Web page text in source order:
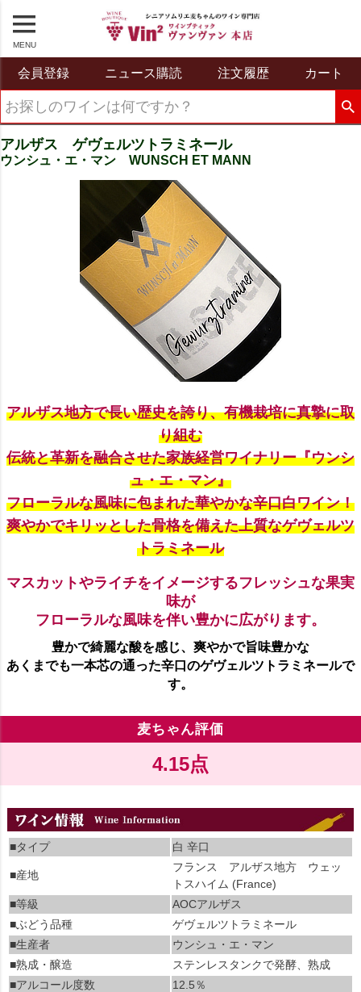
MENU
会員登録 ニュース購読 注文履歴 カート
アルザス ゲヴェルツトラミネール
ウンシュ・エ・マン WUNSCH ET MANN
アルザス地方で長い歴史を誇り、有機栽培に真摯に取
り組む
伝統と革新を融合させた家族経営ワイナリー『ウンシ
ュ・エ・マン』
フローラルな風味に包まれた華やかな辛口白ワイン！
爽やかでキリッとした骨格を備えた上質なゲヴェルツ
トラミネール
マスカットやライチをイメージするフレッシュな果実
味が
フローラルな風味を伴い豊かに広がります。
豊かで綺麗な酸を感じ、爽やかで旨味豊かな
あくまでも一本芯の通った辛口のゲヴェルツトラミネールで
す。
麦ちゃん評価
4.15点
■タイプ 白 辛口
■産地
フランス アルザス地方 ウェッ
トスハイム (France)
■等級
AOCアルザス
■ぶどう品種
ゲヴェルツトラミネール
■生産者
ウンシュ・エ・マン
■熟成・醸造
ステンレスタンクで発酵、熟成
■アルコール度数
12.5％